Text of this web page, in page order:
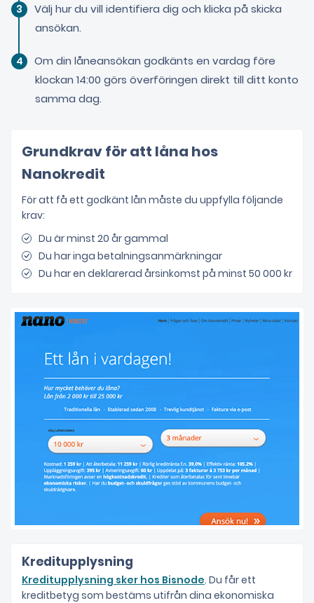
Välj hur du vill identifiera dig och klicka på skicka
ansökan.
Om din låneansökan godkänts en vardag före
klockan 14:00 görs överföringen direkt till ditt konto
samma dag.
Grundkrav för att låna hos
Nanokredit
För att få ett godkänt lån måste du uppfylla följande
krav:
Du är minst 20 år gammal
Du har inga betalningsanmärkningar
Du har en deklarerad årsinkomst på minst 50 000 kr
Kreditupplysning
Kreditupplysning sker hos Bisnode. Du får ett
kreditbetyg som bestäms utifrån dina ekonomiska